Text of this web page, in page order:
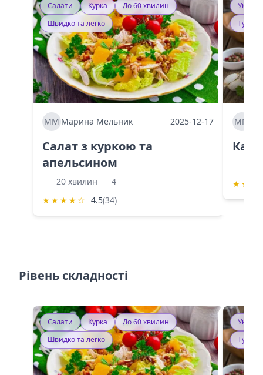
Салати Курка
До 60 хвилин
Швидко та легко
ММ Марина Мельник 2025-12-17
Салат з куркою та
апельсином
20 хвилин
4
★ ★ ★ ★ ☆ 4.5(34)
ММ
★ ★
Рівень складності
Салати Курка
До 60 хвилин
Швидко та легко